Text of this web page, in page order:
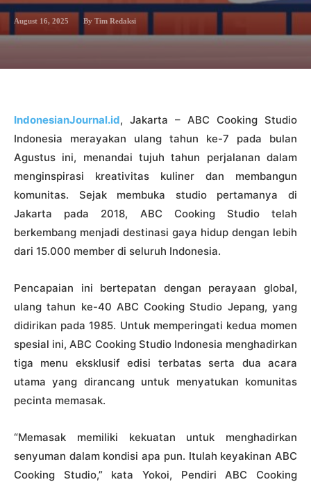
August 16, 2025 By Tim Redaksi
IndonesianJournal.id, Jakarta – ABC Cooking Studio
Indonesia merayakan ulang tahun ke-7 pada bulan
Agustus ini, menandai tujuh tahun perjalanan dalam
menginspirasi kreativitas kuliner dan membangun
komunitas. Sejak membuka studio pertamanya di
Jakarta pada 2018, ABC Cooking Studio telah
berkembang menjadi destinasi gaya hidup dengan lebih
dari 15.000 member di seluruh Indonesia.
Pencapaian ini bertepatan dengan perayaan global,
ulang tahun ke-40 ABC Cooking Studio Jepang, yang
didirikan pada 1985. Untuk memperingati kedua momen
spesial ini, ABC Cooking Studio Indonesia menghadirkan
tiga menu eksklusif edisi terbatas serta dua acara
utama yang dirancang untuk menyatukan komunitas
pecinta memasak.
“Memasak memiliki kekuatan untuk menghadirkan
senyuman dalam kondisi apa pun. Itulah keyakinan ABC
Cooking Studio,” kata Yokoi, Pendiri ABC Cooking